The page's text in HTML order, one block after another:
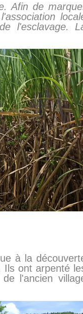
Afin de
l'esclavage.
à la
Ils ont arpenté
l'ancien